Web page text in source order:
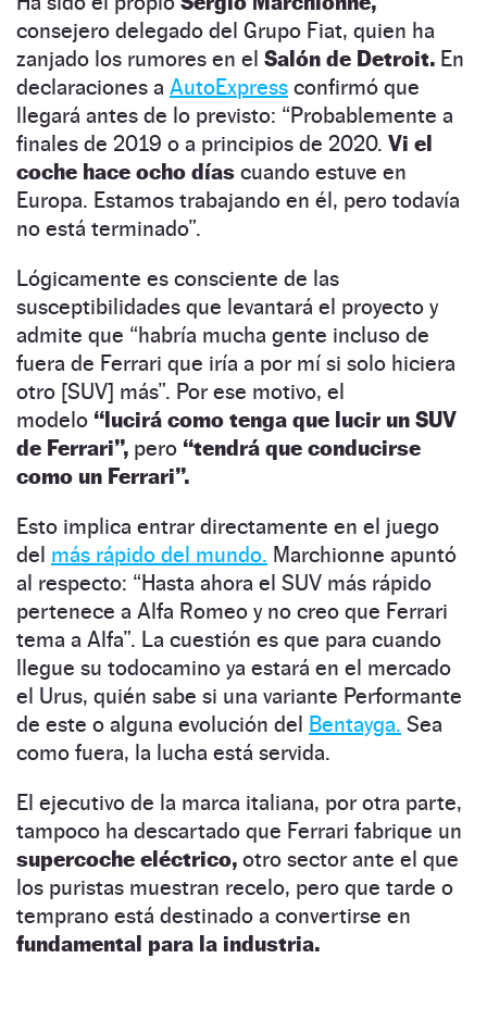
consejero delegado del Grupo Fiat, quien ha
zanjado los rumores en el Salón de Detroit. En
declaraciones a AutoExpress confirmó que
llegará antes de lo previsto: “Probablemente a
finales de 2019 o a principios de 2020. Vi el
coche hace ocho días cuando estuve en
Europa. Estamos trabajando en él, pero todavía
no está terminado”.
Lógicamente es consciente de las
susceptibilidades que levantará el proyecto y
admite que “habría mucha gente incluso de
fuera de Ferrari que iría a por mí si solo hiciera
otro [SUV] más”. Por ese motivo, el
modelo “lucirá como tenga que lucir un SUV
de Ferrari”, pero “tendrá que conducirse
como un Ferrari”.
Esto implica entrar directamente en el juego
del más rápido del mundo. Marchionne apuntó
al respecto: “Hasta ahora el SUV más rápido
pertenece a Alfa Romeo y no creo que Ferrari
tema a Alfa”. La cuestión es que para cuando
llegue su todocamino ya estará en el mercado
el Urus, quién sabe si una variante Performante
de este o alguna evolución del Bentayga. Sea
como fuera, la lucha está servida.
El ejecutivo de la marca italiana, por otra parte,
tampoco ha descartado que Ferrari fabrique un
supercoche eléctrico, otro sector ante el que
los puristas muestran recelo, pero que tarde o
temprano está destinado a convertirse en
fundamental para la industria.